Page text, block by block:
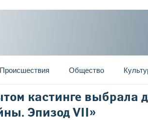
Происшествия Общество
кастинге выбрала
Эпизод VII»